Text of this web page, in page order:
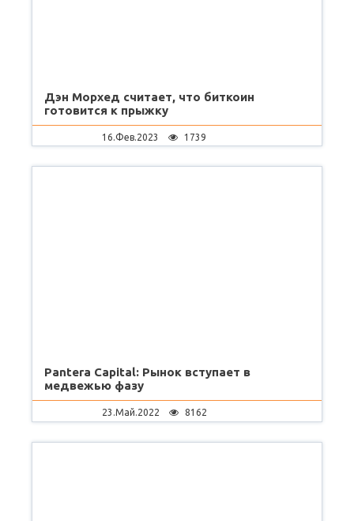
Дэн Морхед считает, что биткоин
готовится к прыжку
16.Фев.2023 1739
Pantera Capital: Рынок вступает в
медвежью фазу
23.Май.2022 8162